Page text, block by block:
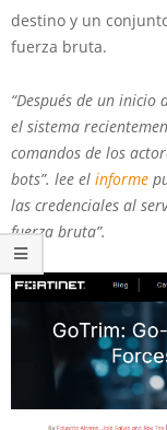
destino y un
fuerza bruta.
“Después de un
el sistema
comandos de los
bots”. lee el informe
las credenciales al
fuerza bruta”.